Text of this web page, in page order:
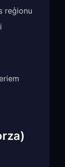
reģionu